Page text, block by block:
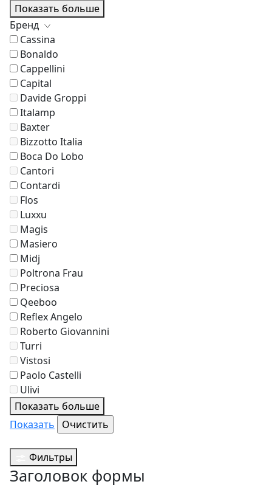
Показать больше
Бренд
Cassina
Bonaldo
Cappellini
Capital
Davide Groppi
Italamp
Baxter
Bizzotto Italia
Boca Do Lobo
Cantori
Contardi
Flos
Luxxu
Magis
Masiero
Midj
Poltrona Frau
Preciosa
Qeeboo
Reflex Angelo
Roberto Giovannini
Turri
Vistosi
Paolo Castelli
Ulivi
Показать больше
Показать
Фильтры
Заголовок формы